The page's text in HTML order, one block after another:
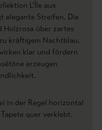
L’Île aux
elegante Streifen. Die
Holzrosa über zartes
kräftigem Nachtblau.
klar und fördern
erzeugen
in der Regel horizontal
quer verklebt.